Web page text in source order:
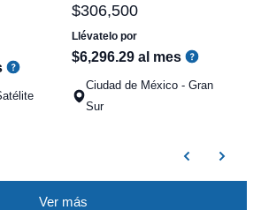
$306,500
Llévatelo por
$6,296.29 al mes
Ciudad de México - Gran
Sur
Ver más